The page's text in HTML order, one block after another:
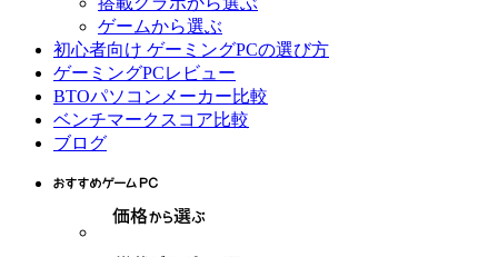
ゲームから選ぶ
初心者向け ゲーミングPCの選び方
ゲーミングPCレビュー
BTOパソコンメーカー比較
ベンチマークスコア比較
ブログ